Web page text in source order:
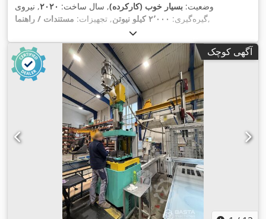
وضعیت: بسیار خوب (کارکرده), سال ساخت: ۲۰۲۰, نیروی
گیره‌گیری: ۲٬۰۰۰ کیلو نیوتن , تجهیزات: مستندات / راهنما ,
آگهی کوچک